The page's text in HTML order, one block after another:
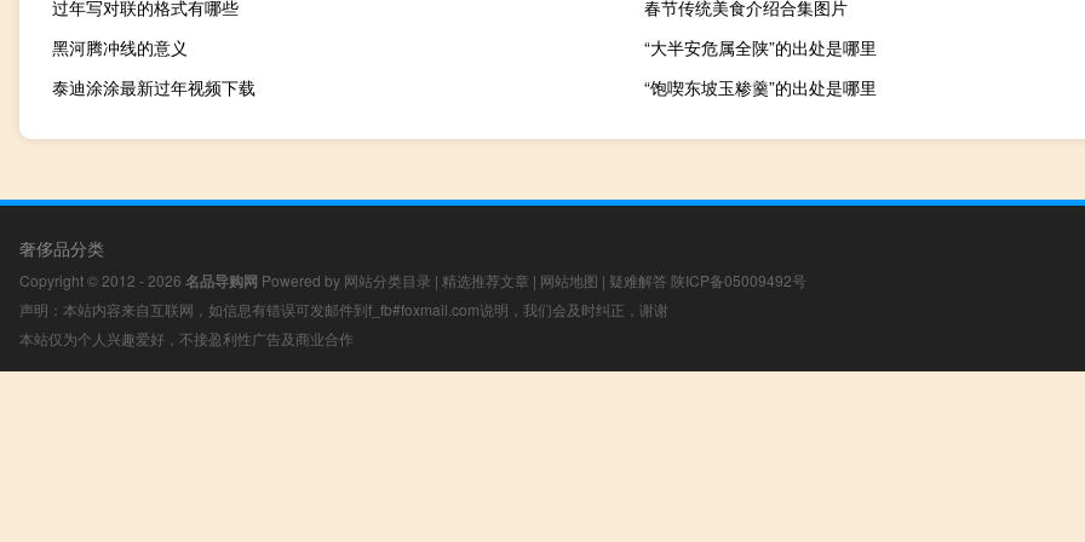
过年写对联的格式有哪些
春节传统美食介绍合集图片
黑河腾冲线的意义
“大半安危属全陕”的出处是哪里
泰迪涂涂最新过年视频下载
“饱喫东坡玉糁羹”的出处是哪里
奢侈品分类
Copyright © 2012 - 2026 名品导购网 Powered by 网站分类目录 | 精选推荐文章 | 网站地图 | 疑难解答 陕ICP备05009492号
声明：本站内容来自互联网，如信息有错误可发邮件到f_fb#foxmail.com说明，我们会及时纠正，谢谢
本站仅为个人兴趣爱好，不接盈利性广告及商业合作